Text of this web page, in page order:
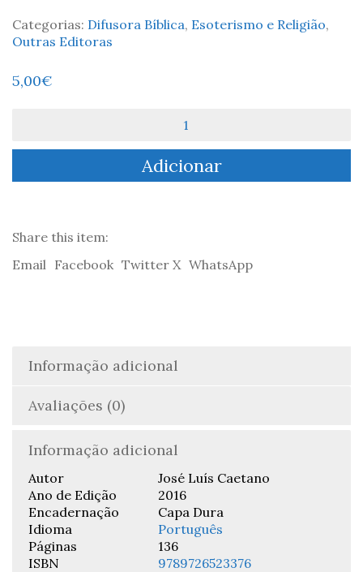
Categorias: Difusora Bíblica, Esoterismo e Religião,
Outras Editoras
5,00€
GEP:
e
do
-
Adicionar
Share this item:
Email Facebook Twitter X WhatsApp
Informação adicional
Avaliações (0)
Informação adicional
Autor
José Luís Caetano
Ano de Edição
2016
Encadernação
Capa Dura
Idioma
Português
Páginas
136
ISBN
9789726523376